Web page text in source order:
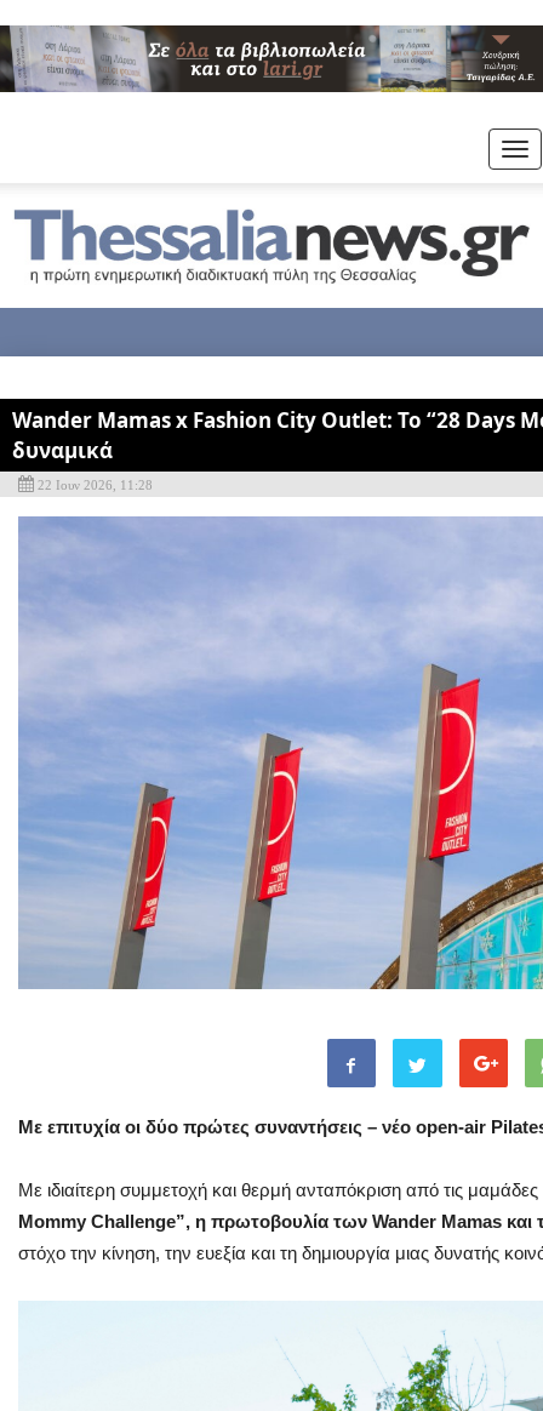
Wander Mamas x Fashion City Outlet: Το “28 Days
δυναμικά
22 Ιουν 2026, 11:28
Με επιτυχία οι δύο πρώτες συναντήσεις – νέο open-air
Με ιδιαίτερη συμμετοχή και θερμή ανταπόκριση από τις μαμάδες
Mommy Challenge”, η πρωτοβουλία των Wander Mamas
στόχο την κίνηση, την ευεξία και τη δημιουργία μιας δυνατής